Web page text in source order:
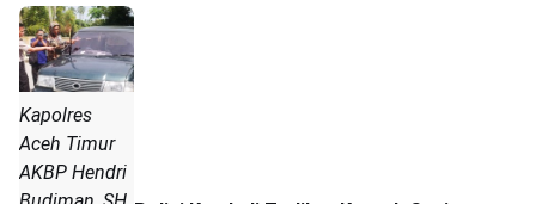
Kapolres
Aceh Timur
AKBP Hendri